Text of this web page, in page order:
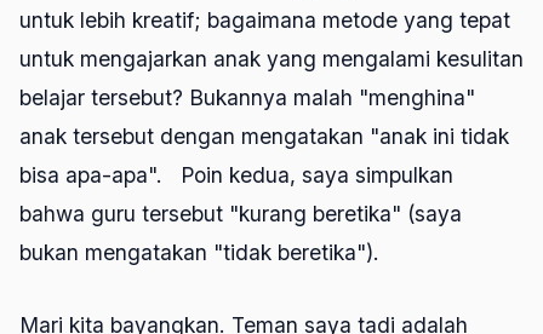
untuk lebih kreatif; bagaimana metode yang tepat
untuk mengajarkan anak yang mengalami kesulitan
belajar tersebut? Bukannya malah "menghina"
anak tersebut dengan mengatakan "anak ini tidak
bisa apa-apa". Poin kedua, saya simpulkan
bahwa guru tersebut "kurang beretika" (saya
bukan mengatakan "tidak beretika").
Mari kita bayangkan. Teman saya tadi adalah